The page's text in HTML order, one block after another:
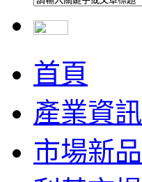
首頁
產業資訊
市場新品